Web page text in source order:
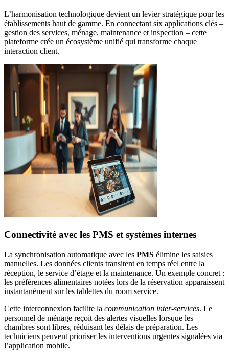
L’harmonisation technologique devient un levier stratégique pour les
établissements haut de gamme. En connectant six applications clés –
gestion des services, ménage, maintenance et inspection – cette
plateforme crée un écosystème unifié qui transforme chaque
interaction client.
Connectivité avec les PMS et systèmes internes
La synchronisation automatique avec les PMS élimine les saisies
manuelles. Les données clients transitent en temps réel entre la
réception, le service d’étage et la maintenance. Un exemple concret :
les préférences alimentaires notées lors de la réservation apparaissent
instantanément sur les tablettes du room service.
Cette interconnexion facilite la communication inter-services. Le
personnel de ménage reçoit des alertes visuelles lorsque les
chambres sont libres, réduisant les délais de préparation. Les
techniciens peuvent prioriser les interventions urgentes signalées via
l’application mobile.